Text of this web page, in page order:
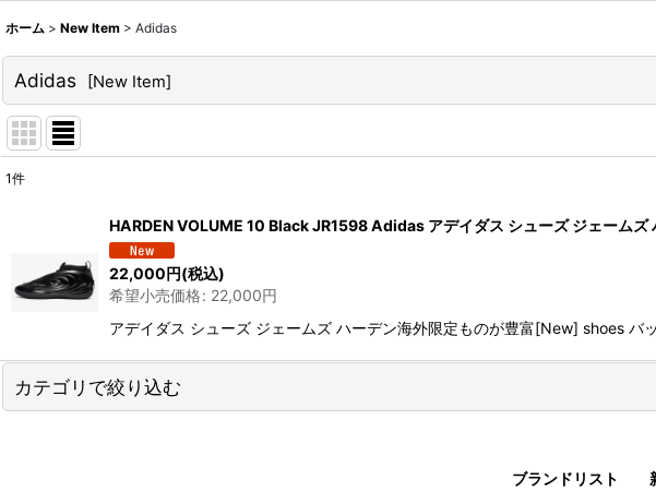
ホーム > New Item > Adidas
Adidas [New Item]
表示数
1件
HARDEN VOLUME 10 Black JR1598 Adidas アデイダス シューズ ジェームズ
22,000円(税込)
希望小売価格: 22,000円
アデイダス シューズ ジェームズ ハーデン海外限定ものが豊富[New] shoes
カテゴリで絞り込む
ブランドリスト